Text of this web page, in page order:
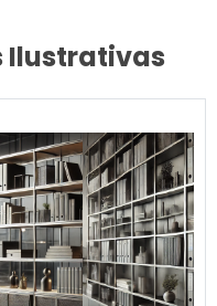
Ilustrativas